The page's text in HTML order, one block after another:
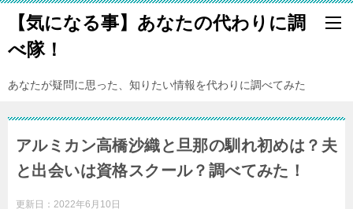
【気になる事】あなたの代わりに調
べ隊！
あなたが疑問に思った、知りたい情報を代わりに調べてみた
アルミカン高橋沙織と旦那の馴れ初めは？夫
と出会いは資格スクール？調べてみた！
更新日： 2022年6月10日